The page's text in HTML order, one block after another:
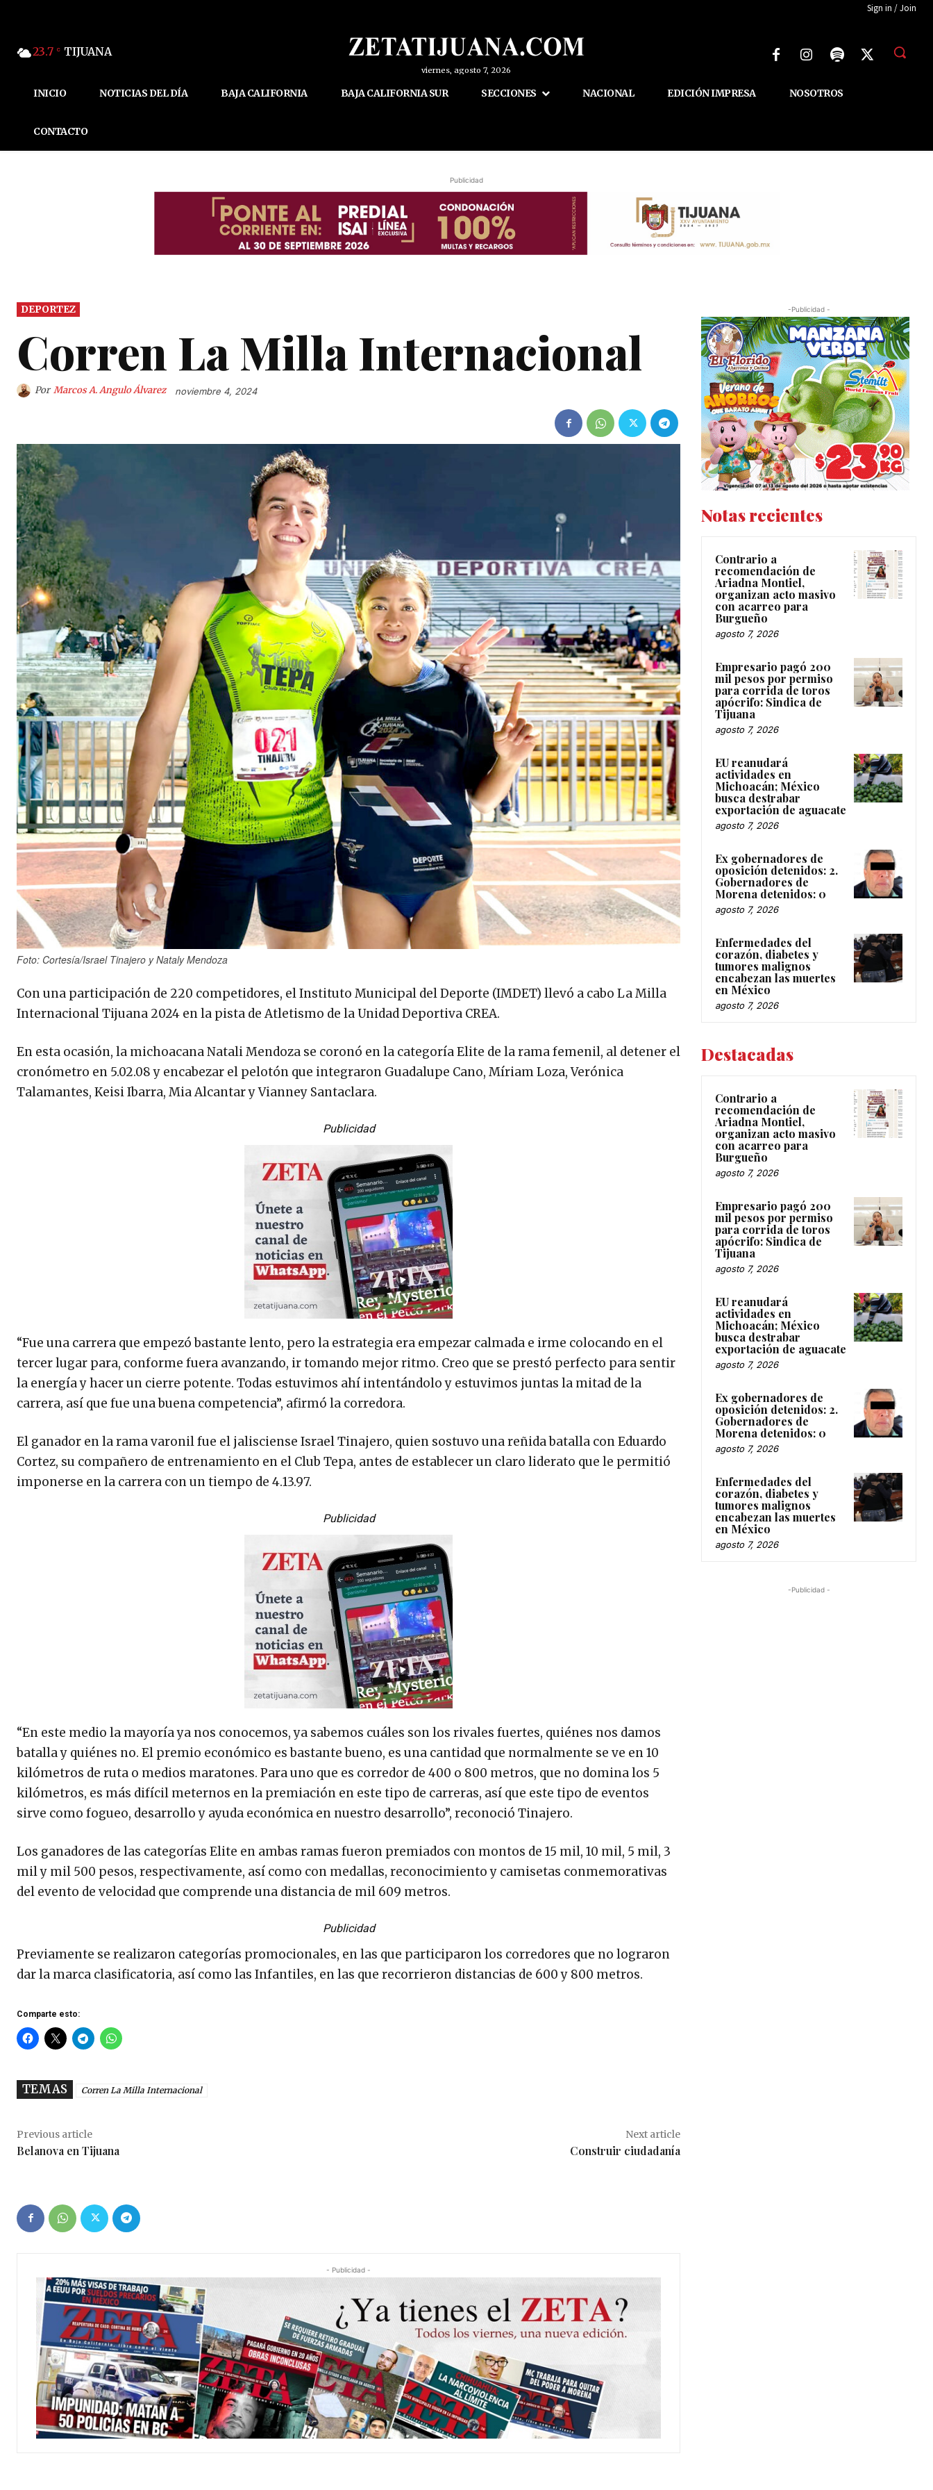
Sign in / Join
23.7 C TIJUANA
viernes, agosto 7, 2026
INICIO NOTICIAS DEL DÍA BAJA CALIFORNIA BAJA CALIFORNIA SUR SECCIONES NACIONAL EDICIÓN IMPRESA NOSOTROS
CONTACTO
Publicidad
DEPORTEZ
Corren La Milla Internacional
Por Marcos A. Angulo Álvarez noviembre 4, 2024
Foto: Cortesía/Israel Tinajero y Nataly Mendoza
Con una participación de 220 competidores, el Instituto Municipal del Deporte (IMDET) llevó a cabo La Milla
Internacional Tijuana 2024 en la pista de Atletismo de la Unidad Deportiva CREA.
En esta ocasión, la michoacana Natali Mendoza se coronó en la categoría Elite de la rama femenil, al detener el
cronómetro en 5.02.08 y encabezar el pelotón que integraron Guadalupe Cano, Míriam Loza, Verónica
Talamantes, Keisi Ibarra, Mia Alcantar y Vianney Santaclara.
Publicidad
“Fue una carrera que empezó bastante lento, pero la estrategia era empezar calmada e irme colocando en el
tercer lugar para, conforme fuera avanzando, ir tomando mejor ritmo. Creo que se prestó perfecto para sentir
la energía y hacer un cierre potente. Todas estuvimos ahí intentándolo y estuvimos juntas la mitad de la
carrera, así que fue una buena competencia”, afirmó la corredora.
El ganador en la rama varonil fue el jalisciense Israel Tinajero, quien sostuvo una reñida batalla con Eduardo
Cortez, su compañero de entrenamiento en el Club Tepa, antes de establecer un claro liderato que le permitió
imponerse en la carrera con un tiempo de 4.13.97.
Publicidad
“En este medio la mayoría ya nos conocemos, ya sabemos cuáles son los rivales fuertes, quiénes nos damos
batalla y quiénes no. El premio económico es bastante bueno, es una cantidad que normalmente se ve en 10
kilómetros de ruta o medios maratones. Para uno que es corredor de 400 o 800 metros, que no domina los 5
kilómetros, es más difícil meternos en la premiación en este tipo de carreras, así que este tipo de eventos
sirve como fogueo, desarrollo y ayuda económica en nuestro desarrollo”, reconoció Tinajero.
Los ganadores de las categorías Elite en ambas ramas fueron premiados con montos de 15 mil, 10 mil, 5 mil, 3
mil y mil 500 pesos, respectivamente, así como con medallas, reconocimiento y camisetas conmemorativas
del evento de velocidad que comprende una distancia de mil 609 metros.
Publicidad
Previamente se realizaron categorías promocionales, en las que participaron los corredores que no lograron
dar la marca clasificatoria, así como las Infantiles, en las que recorrieron distancias de 600 y 800 metros.
Comparte esto:
TEMAS Corren La Milla Internacional
Previous article
Belanova en Tijuana
Next article
Construir ciudadanía
- Publicidad -
-Publicidad -
Notas recientes
Contrario a
recomendación de
Ariadna Montiel,
organizan acto masivo
con acarreo para
Burgueño
agosto 7, 2026
Empresario pagó 200
mil pesos por permiso
para corrida de toros
apócrifo: Sindica de
Tijuana
agosto 7, 2026
EU reanudará
actividades en
Michoacán; México
busca destrabar
exportación de aguacate
agosto 7, 2026
Ex gobernadores de
oposición detenidos: 2.
Gobernadores de
Morena detenidos: 0
agosto 7, 2026
Enfermedades del
corazón, diabetes y
tumores malignos
encabezan las muertes
en México
agosto 7, 2026
Destacadas
Contrario a
recomendación de
Ariadna Montiel,
organizan acto masivo
con acarreo para
Burgueño
agosto 7, 2026
Empresario pagó 200
mil pesos por permiso
para corrida de toros
apócrifo: Sindica de
Tijuana
agosto 7, 2026
EU reanudará
actividades en
Michoacán; México
busca destrabar
exportación de aguacate
agosto 7, 2026
Ex gobernadores de
oposición detenidos: 2.
Gobernadores de
Morena detenidos: 0
agosto 7, 2026
Enfermedades del
corazón, diabetes y
tumores malignos
encabezan las muertes
en México
agosto 7, 2026
-Publicidad -